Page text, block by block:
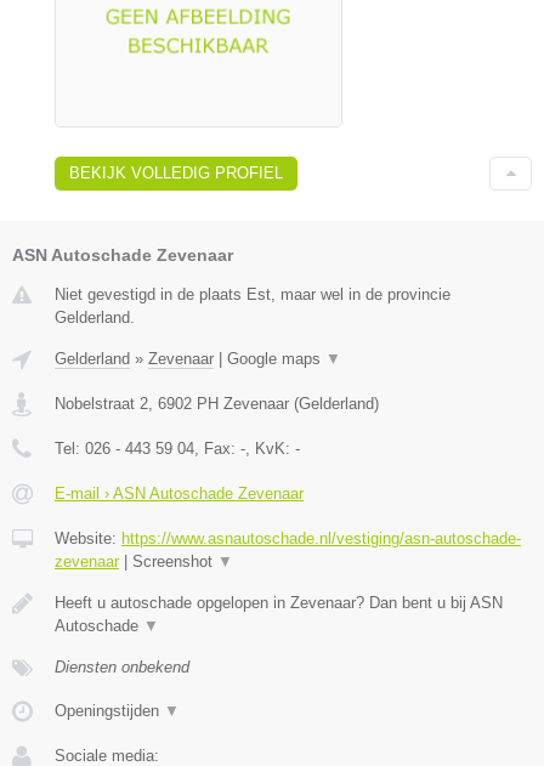
BEKIJK VOLLEDIG PROFIEL
ASN Autoschade Zevenaar
Niet gevestigd in de plaats Est, maar wel in de provincie
Gelderland.
Gelderland » Zevenaar | Google maps ▼
Nobelstraat 2 6902 PH Zevenaar (Gelderland)
Tel: 026 - 443 59 04 , Fax: - , KvK: -
E-mail › ASN Autoschade Zevenaar
Website: https://www.asnautoschade.nl/vestiging/asn-autoschade-
zevenaar| Screenshot ▼
Heeft u autoschade opgelopen in Zevenaar? Dan bent u bij ASN
Autoschade ▼
Diensten onbekend
Openingstijden ▼
Sociale media: